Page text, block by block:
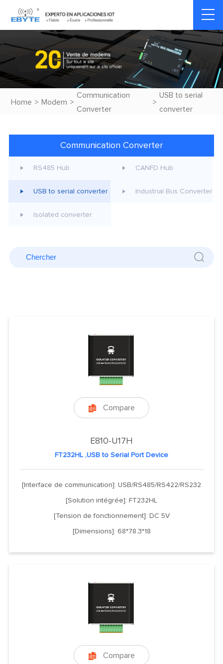
Home > Modem >
Communication
Converter
>
USB to serial
converter
Communication Converter
RS485 Hub CANFD Hub
USB to serial converter Industrial Bus Converter
Isolated converter
 Compare
E810-U17H
FT232HL ,USB to Serial Port Device
[Interface de communication]: USB/RS485/RS422/RS232
[Solution intégrée]: FT232HL
[Tension de fonctionnement]: DC 5V
[Dimensions]: 68*78.3*18
 Compare